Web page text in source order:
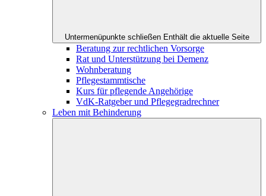
Untermenüpunkte schließen Enthält die aktuelle Seite
Beratung zur rechtlichen Vorsorge
Rat und Unterstützung bei Demenz
Wohnberatung
Pflegestammtische
Kurs für pflegende Angehörige
VdK-Ratgeber und Pflegegradrechner
Leben mit Behinderung